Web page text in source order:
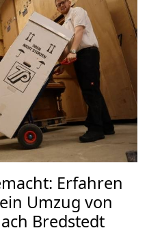
Erfahren
Umzug von
Bredstedt